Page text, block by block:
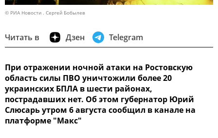
© РИА Новости . Сергей Бобылев
Читать в Дзен Telegram
При отражении ночной атаки на Ростовскую
область силы ПВО уничтожили более 20
украинских БПЛА в шести районах,
пострадавших нет. Об этом губернатор Юрий
Слюсарь утром 6 августа сообщил в канале на
платформе "Макс"